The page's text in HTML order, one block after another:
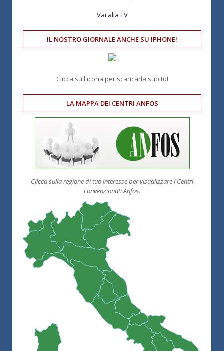
Vai alla TV
IL NOSTRO GIORNALE ANCHE SU IPHONE!
Clicca sull'icona per scaricarla subito!
LA MAPPA DEI CENTRI ANFOS
Clicca sulla regione di tuo interesse per visualizzare i Centri
convenzionati Anfos.